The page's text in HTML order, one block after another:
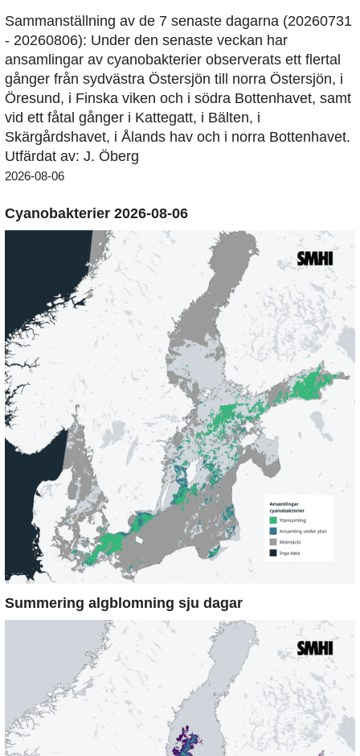
Sammanställning av de 7 senaste dagarna (20260731
- 20260806): Under den senaste veckan har
ansamlingar av cyanobakterier observerats ett flertal
gånger från sydvästra Östersjön till norra Östersjön, i
Öresund, i Finska viken och i södra Bottenhavet, samt
vid ett fåtal gånger i Kattegatt, i Bälten, i
Skärgårdshavet, i Ålands hav och i norra Bottenhavet.
Utfärdat av: J. Öberg
2026-08-06
Cyanobakterier 2026-08-06
Summering algblomning sju dagar